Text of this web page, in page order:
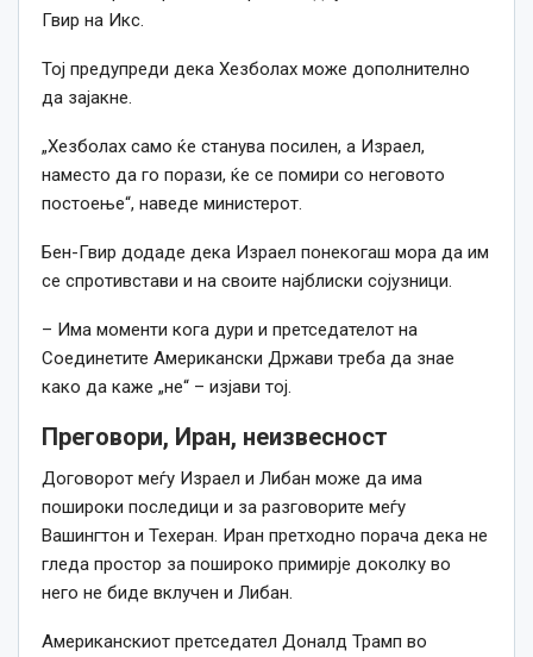
Гвир на Икс.
Тој предупреди дека Хезболах може дополнително
да зајакне.
„Хезболах само ќе станува посилен, а Израел,
наместо да го порази, ќе се помири со неговото
постоење“, наведе министерот.
Бен-Гвир додаде дека Израел понекогаш мора да им
се спротивстави и на своите најблиски сојузници.
– Има моменти кога дури и претседателот на
Соединетите Американски Држави треба да знае
како да каже „не“ – изјави тој.
Преговори, Иран, неизвесност
Договорот меѓу Израел и Либан може да има
пошироки последици и за разговорите меѓу
Вашингтон и Техеран. Иран претходно порача дека не
гледа простор за пошироко примирје доколку во
него не биде вклучен и Либан.
Американскиот претседател Доналд Трамп во